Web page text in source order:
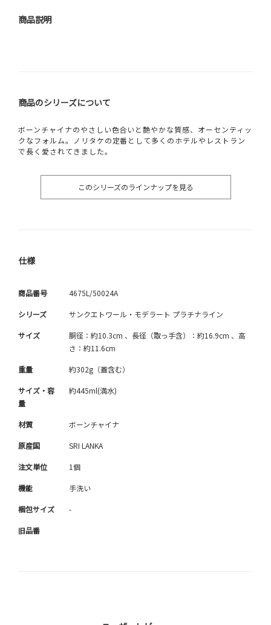
商品説明
商品のシリーズについて
ボーンチャイナのやさしい色合いと艶やかな質感、オーセンティッ
クなフォルム。ノリタケの定番として多くのホテルやレストラン
で長く愛されてきました。
このシリーズのラインナップを見る
仕様
商品番号 4675L/50024A
シリーズ サンクエトワール・モデラート プラチナライン
サイズ
胴径：約10.3cm 、長径（取っ手含）：約16.9cm 、高
さ：約11.6cm
重量 約302g（蓋含む）
サイズ・容
量
約445ml(満水)
材質 ボーンチャイナ
原産国 SRI LANKA
注文単位 1個
機能 手洗い
梱包サイズ -
旧品番